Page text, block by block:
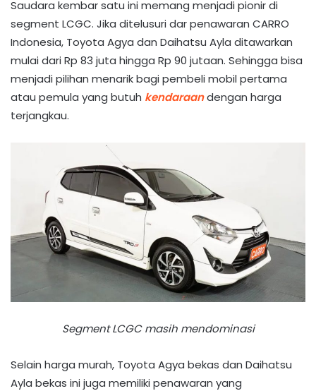
Saudara kembar satu ini memang menjadi pionir di
segment LCGC. Jika ditelusuri dar penawaran CARRO
Indonesia, Toyota Agya dan Daihatsu Ayla ditawarkan
mulai dari Rp 83 juta hingga Rp 90 jutaan. Sehingga bisa
menjadi pilihan menarik bagi pembeli mobil pertama
atau pemula yang butuh kendaraandengan harga
terjangkau.
Segment LCGC masih mendominasi
Selain harga murah, Toyota Agya bekas dan Daihatsu
Ayla bekas ini juga memiliki penawaran yang